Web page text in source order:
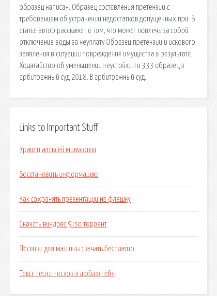
образец написан. Образец составления претензии с
требованием об устранении недостатков допущенных при. В
статье автор расскажет о том, что может повлечь за собой
отключение воды за неуплату Образец претензии и искового
заявления в ситуации повреждения имущества в результате.
Ходатайство об уменьшении неустойки по 333 образец в
арбитражный суд 2018. В арбитражный суд.
Links to Important Stuff
Кравец алексей минусовки
Восстановить информацию
Как сохранять презентации на флешку
Скачать виндовс 9 iso торрент
Песенки для машины скачать бесплатно
Текст песни носков я люблю тебя